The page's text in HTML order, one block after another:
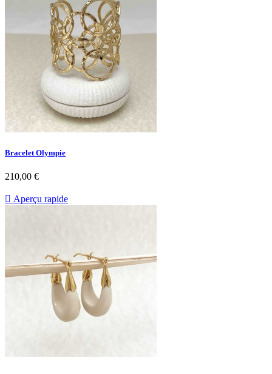
Bracelet Olympie
Prix
210,00 €
 Aperçu rapide